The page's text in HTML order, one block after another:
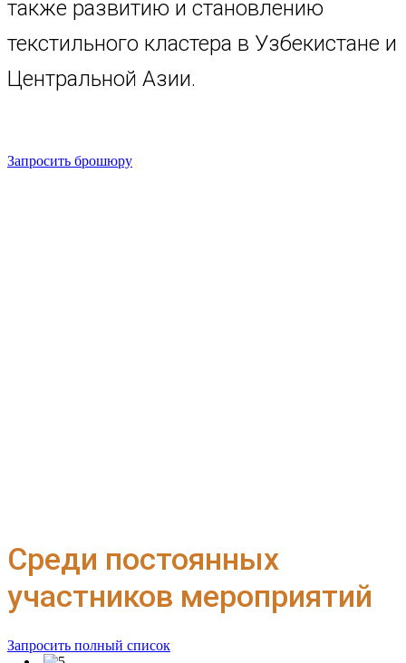
также развитию и становлению
текстильного кластера в Узбекистане и
Центральной Азии.
Запросить брошюру
Среди постоянных
участников мероприятий
Запросить полный список